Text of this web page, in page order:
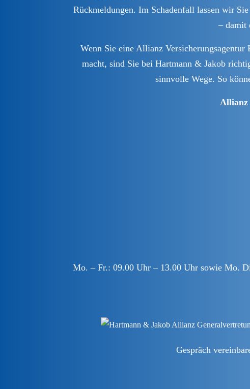
Rückmeldungen. Im Schadenfall lassen wir
– damit
Wenn Sie eine Allianz
macht, sind Sie bei Hartmann & Jakob
sinnvolle Wege. So
Allianz
Mo. – Fr.: 09.00 Uhr – 13.00 Uhr sowie Mo.
Gespräch